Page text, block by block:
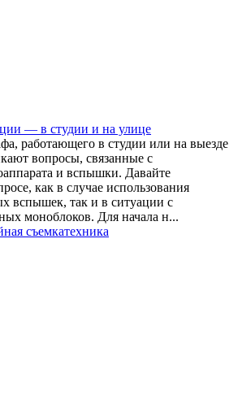
— в студии и на улице
работающего в студии или на выезде
вопросы, связанные с
и вспышки. Давайте
как в случае использования
вспышек, так и в ситуации с
моноблоков. Для начала н...
съемкатехника